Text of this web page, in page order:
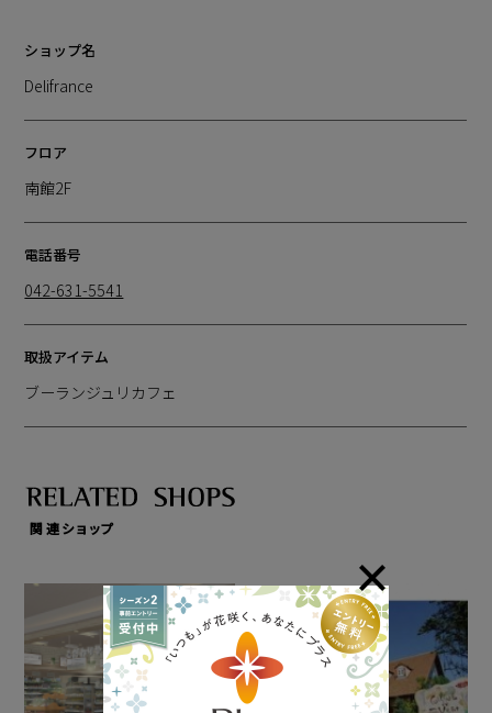
ショップ名
Delifrance
フロア
南館2F
電話番号
042-631-5541
取扱アイテム
ブーランジュリカフェ
関連ショップ